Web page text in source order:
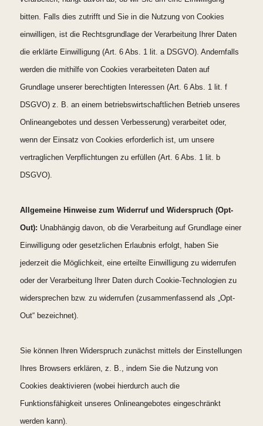
bitten. Falls dies zutrifft und Sie in die Nutzung von Cookies
einwilligen, ist die Rechtsgrundlage der Verarbeitung Ihrer Daten
die erklärte Einwilligung (Art. 6 Abs. 1 lit. a DSGVO). Andernfalls
werden die mithilfe von Cookies verarbeiteten Daten auf
Grundlage unserer berechtigten Interessen (Art. 6 Abs. 1 lit. f
DSGVO) z. B. an einem betriebswirtschaftlichen Betrieb unseres
Onlineangebotes und dessen Verbesserung) verarbeitet oder,
wenn der Einsatz von Cookies erforderlich ist, um unsere
vertraglichen Verpflichtungen zu erfüllen (Art. 6 Abs. 1 lit. b
DSGVO).
Allgemeine Hinweise zum Widerruf und Widerspruch (Opt-
Out): Unabhängig davon, ob die Verarbeitung auf Grundlage einer
Einwilligung oder gesetzlichen Erlaubnis erfolgt, haben Sie
jederzeit die Möglichkeit, eine erteilte Einwilligung zu widerrufen
oder der Verarbeitung Ihrer Daten durch Cookie-Technologien zu
widersprechen bzw. zu widerrufen (zusammenfassend als „Opt-
Out“ bezeichnet).
Sie können Ihren Widerspruch zunächst mittels der Einstellungen
Ihres Browsers erklären, z. B., indem Sie die Nutzung von
Cookies deaktivieren (wobei hierdurch auch die
Funktionsfähigkeit unseres Onlineangebotes eingeschränkt
werden kann).